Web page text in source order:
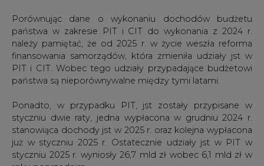
PIT i CIT. Wobec tego udziały przypadające budżetowi
państwa są nieporównywalne między tymi latami.
Ponadto, w przypadku PIT, jst zostały przypisane w
styczniu dwie raty, jedna wypłacona w grudniu 2024 r.
stanowiąca dochody jst w 2025 r. oraz kolejna wypłacona
styczniu 2025 r. wyniosły 26,7 mld zł wobec 6,1 mld zł w
roku poprzednim.
Dla CIT udziały jst wyniosły 2,3 mld zł w styczniu 2025 r.
wobec 2,2 mld zł w styczniu 2024 r.